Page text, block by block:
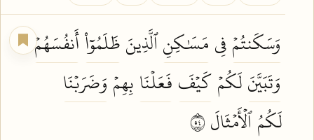
وَسَكَنتُمۡفِي مَسَٰكِنِٱلَّذِينَظَلَمُوٓاْأَنفُسَهُمۡ
وَتَبَيَّنَلَكُمۡكَيۡفَ فَعَلۡنَا بِهِمۡ وَضَرَبۡنَا
لَكُمُٱلۡأَمۡثَالَ